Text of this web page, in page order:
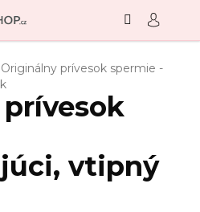
Originálny prívesok spermie -
vtipný